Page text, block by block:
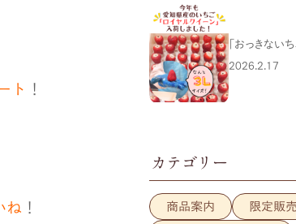
ト ！
ね ！
「おっきない
2026.2.17
カテゴリー
商品案内 限定販売